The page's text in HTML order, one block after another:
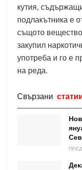
кутия,
подлакътника е
същото
закупил
употреба и го е
на реда.
Свързани